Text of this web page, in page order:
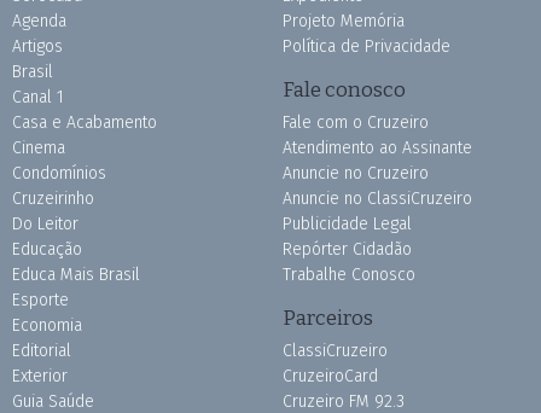
Agenda
Artigos
Brasil
Canal 1
Casa e Acabamento
Cinema
Condomínios
Cruzeirinho
Do Leitor
Educação
Educa Mais Brasil
Esporte
Economia
Editorial
Exterior
Guia Saúde
Projeto Memória
Política de Privacidade
Fale conosco
Fale com o Cruzeiro
Atendimento ao Assinante
Anuncie no Cruzeiro
Anuncie no ClassiCruzeiro
Publicidade Legal
Repórter Cidadão
Trabalhe Conosco
Parceiros
ClassiCruzeiro
CruzeiroCard
Cruzeiro FM 92.3